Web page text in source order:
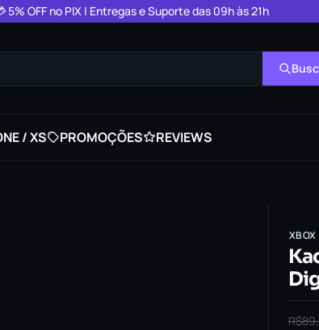
5% OFF no PIX | Entregas e Suporte das 09h às 21h
/ XS PROMOÇÕES REVIEWS
XBOX
R$